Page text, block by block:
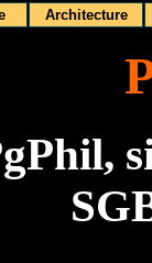
Architecture